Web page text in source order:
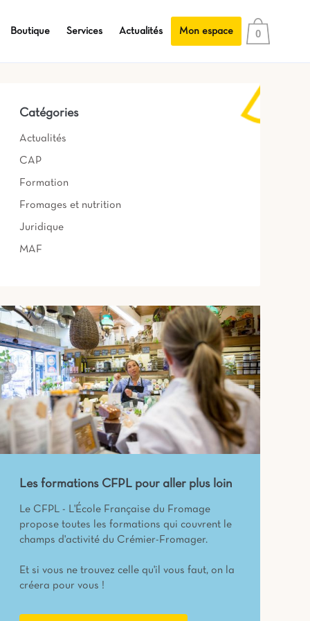
0
Boutique Services Actualités Mon espace
Catégories
Actualités
CAP
Formation
Fromages et nutrition
Juridique
MAF
Les formations CFPL pour aller plus loin
Le CFPL - L'École Française du Fromage
propose toutes les formations qui couvrent le
champs d'activité du Crémier-Fromager.
Et si vous ne trouvez celle qu'il vous faut, on la
créera pour vous !